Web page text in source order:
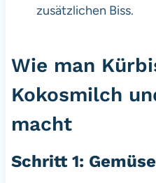
zusätzlichen Biss.
Wie man
Kokosmilch
macht
Schritt 1: